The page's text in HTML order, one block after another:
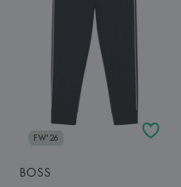
FW'26
BOSS